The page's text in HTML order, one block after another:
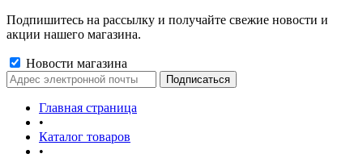
Подпишитесь на рассылку и получайте свежие новости и
акции нашего магазина.
Новости магазина
Главная страница
•
Каталог товаров
•